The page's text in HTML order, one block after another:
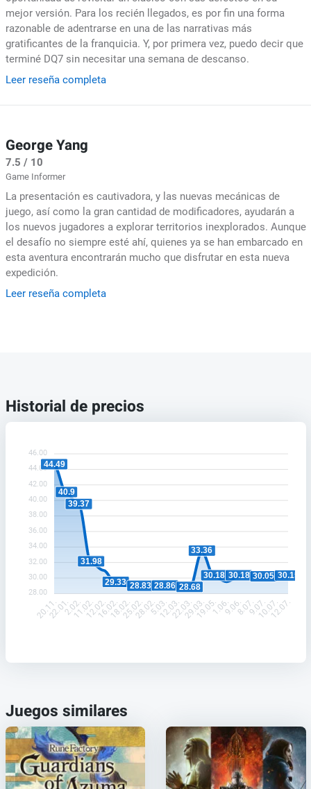
mejor versión. Para los recién llegados, es por fin una forma
razonable de adentrarse en una de las narrativas más
gratificantes de la franquicia. Y, por primera vez, puedo decir que
terminé DQ7 sin necesitar una semana de descanso.
Leer reseña completa
George Yang
7.5 / 10
Game Informer
La presentación es cautivadora, y las nuevas mecánicas de
juego, así como la gran cantidad de modificadores, ayudarán a
los nuevos jugadores a explorar territorios inexplorados. Aunque
el desafío no siempre esté ahí, quienes ya se han embarcado en
esta aventura encontrarán mucho que disfrutar en esta nueva
expedición.
Leer reseña completa
Historial de precios
46.00
44.00
42.00
40.00
38.00
36.00
34.00
32.00
30.00
28.00
44.49
40.9
39.37
31.98
29.33 28.83 28.86 28.68
33.36
30.18 30.18 30.05 30.15
20.11.22.01.2.02.11.02.12.02.16.02.18.02.25.02.28.02.5.03.12.03.22.03.29.03.19.05.1.06.9.06.8.07.9.07.10.07.12.07.
Juegos similares